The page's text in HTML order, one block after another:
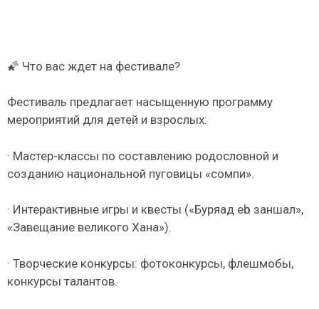
🌠 Что вас ждет на фестивале?
Фестиваль предлагает насыщенную программу
мероприятий для детей и взрослых:
· Мастер-классы по составлению родословной и
созданию национальной пуговицы «сомпи».
· Интерактивные игры и квесты («Буряад еһо заншал»,
«Завещание великого Хана»).
· Творческие конкурсы: фотоконкурсы, флешмобы,
конкурсы талантов.